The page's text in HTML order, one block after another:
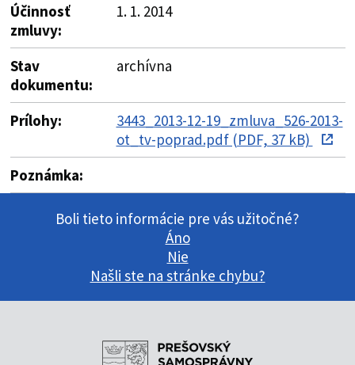
Účinnosť
zmluvy:
1. 1. 2014
Stav
dokumentu:
archívna
Prílohy:
3443_2013-12-19_zmluva_526-2013-
ot_tv-poprad.pdf (PDF, 37 kB)
Poznámka:
Boli tieto informácie pre vás užitočné?
Áno
Nie
Našli ste na stránke chybu?